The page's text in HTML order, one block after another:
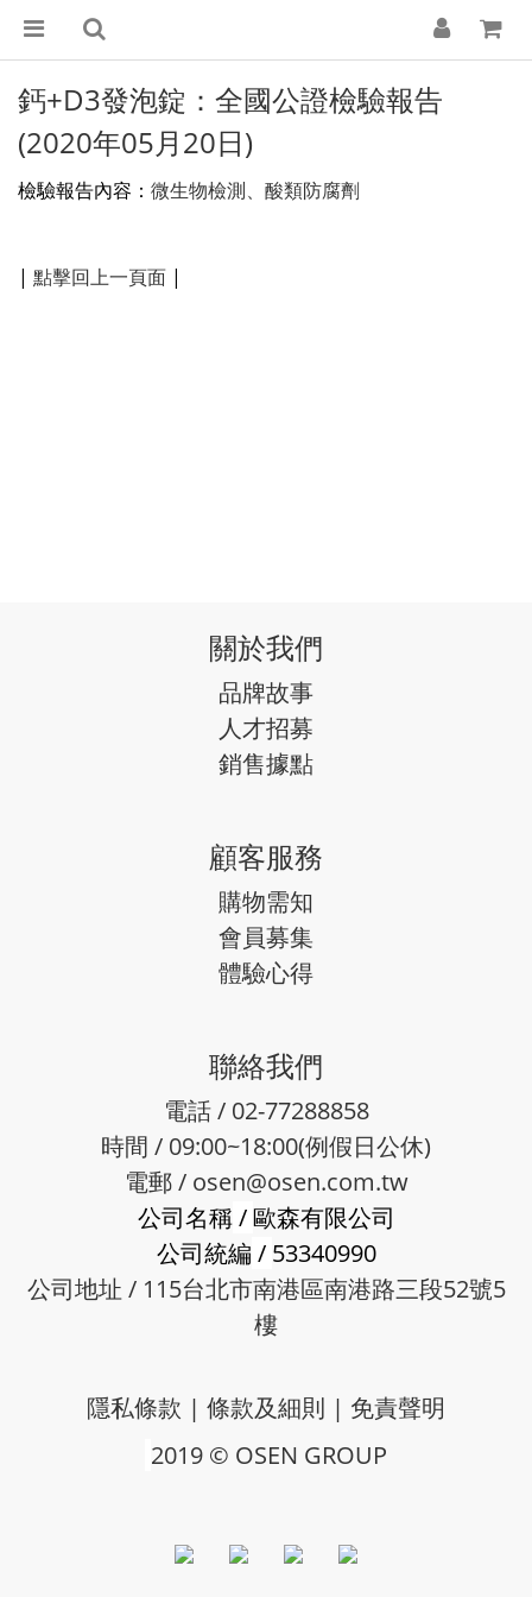
鈣+D3發泡錠：全國公證檢驗報告
(2020年05月20日)
檢驗報告內容： 微生物檢測、酸類防腐劑
| 點擊回上一頁面 |
關於我們
品牌故事
人才招募
銷售據點
顧客服務
購物需知
會員募集
體驗心得
聯絡我們
電話 / 02-77288858
時間 / 09:00~18:00(例假日公休)
電郵 / osen@osen.com.tw
公司名稱/歐森有限公司
公司統編 / 53340990
公司地址 / 115台北市南港區南港路三段52號5
樓
隱私條款 | 條款及細則 | 免責聲明
2019 © OSEN GROUP